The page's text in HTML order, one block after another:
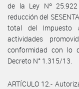
de la Ley Nº
reducción del
total del Impuesto
actividades
conformidad con lo
Decreto N° 1.315/13.
ARTÍCULO 12.-